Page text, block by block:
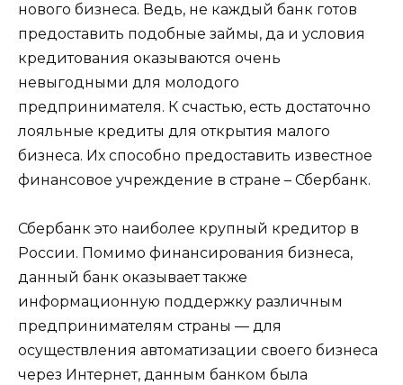
нового бизнеса. Ведь, не каждый банк готов
предоставить подобные займы, да и условия
кредитования оказываются очень
невыгодными для молодого
предпринимателя. К счастью, есть достаточно
лояльные кредиты для открытия малого
бизнеса. Их способно предоставить известное
финансовое учреждение в стране – Сбербанк.
Сбербанк это наиболее крупный кредитор в
России. Помимо финансирования бизнеса,
данный банк оказывает также
информационную поддержку различным
предпринимателям страны — для
осуществления автоматизации своего бизнеса
через Интернет, данным банком была